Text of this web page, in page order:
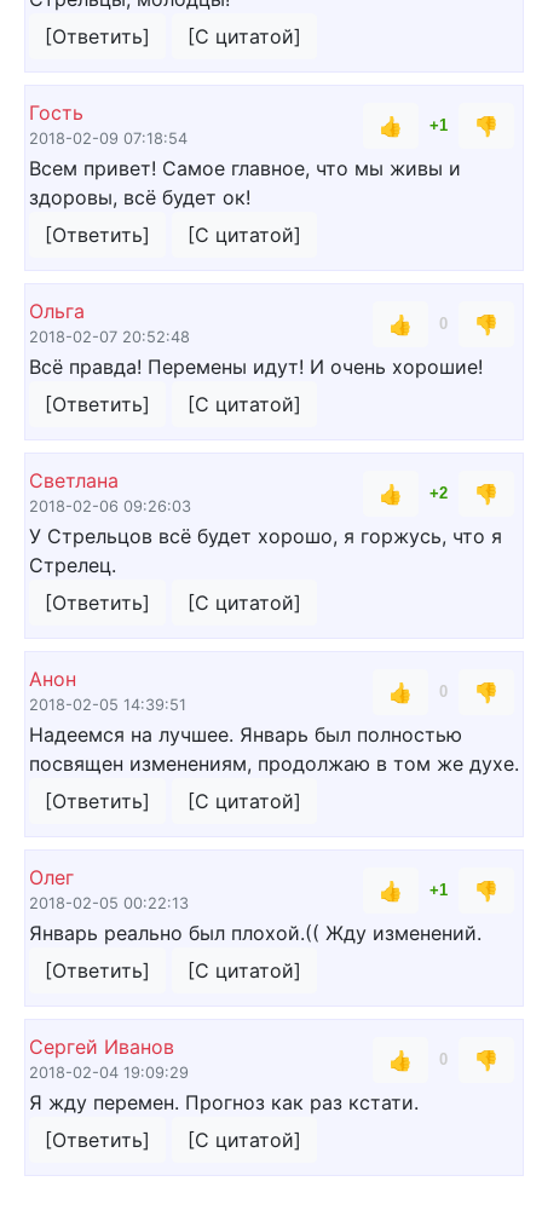
[Ответить]
[С цитатой]
Гость
2018-02-09 07:18:54
👍 +1
👎
Всем привет! Самое главное, что мы живы и
здоровы, всё будет ок!
[Ответить]
[С цитатой]
Ольга
2018-02-07 20:52:48
👍 0
👎
Всё правда! Перемены идут! И очень хорошие!
[Ответить]
[С цитатой]
Светлана
2018-02-06 09:26:03
👍 +2
👎
У Стрельцов всё будет хорошо, я горжусь, что я
Стрелец.
[Ответить]
[С цитатой]
Анон
2018-02-05 14:39:51
👍 0
👎
Надеемся на лучшее. Январь был полностью
посвящен изменениям, продолжаю в том же духе.
[Ответить]
[С цитатой]
Олег
2018-02-05 00:22:13
👍 +1
👎
Январь реально был плохой.(( Жду изменений.
[Ответить]
[С цитатой]
Сергей Иванов
2018-02-04 19:09:29
👍 0
👎
Я жду перемен. Прогноз как раз кстати.
[Ответить]
[С цитатой]